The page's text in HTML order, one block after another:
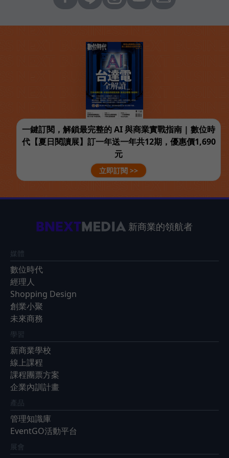
一鍵訂閱，解鎖最完整的 AI 與商業實戰指南 | 數位時
代【夏日閱讀展】訂一年送一年共12期，優惠價1,690
元
立即訂閱 >>
新商業的領航者
媒體
數位時代
經理人
Shopping Design
創業小聚
未來商務
學習
新商業學校
線上課程
課程團票方案
企業內訓計畫
產品
管理知識庫
EventGO活動平台
展會